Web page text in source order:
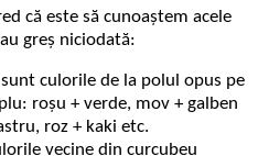
că este să cunoaștem acele
greș niciodată:
culorile de la polul opus pe
roșu + verde, mov + galben
roz + kaki etc.
vecine din curcubeu